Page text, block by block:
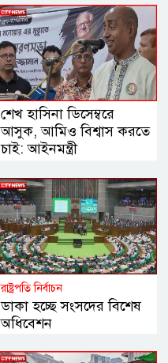
শেখ হাসিনা ডিসেম্বরে
আসুক, আমিও বিশ্বাস করতে
চাই: আইনমন্ত্রী
রাষ্ট্রপতি নির্বাচন
ডাকা হচ্ছে সংসদের বিশেষ
অধিবেশন